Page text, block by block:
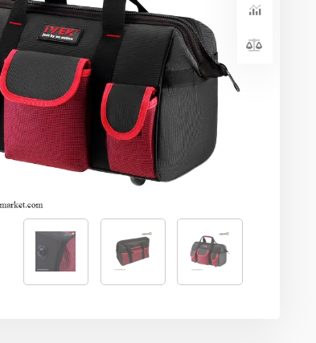
ابزار دقیق و اندازه گیری
یراق آلات
تجهیزات ایمنی
قطعات یدکی ابزارآلات
ابزار رنگ آمیزی صنعتی